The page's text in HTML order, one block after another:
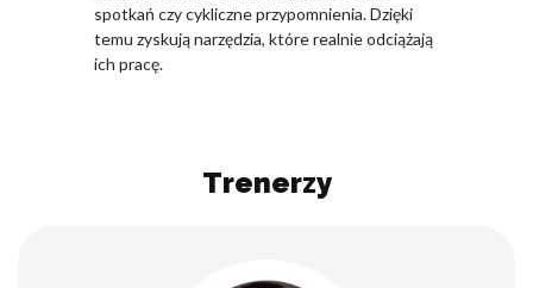
spotkań czy cykliczne przypomnienia. Dzięki
temu zyskują narzędzia, które realnie odciążają
ich pracę.
Trenerzy